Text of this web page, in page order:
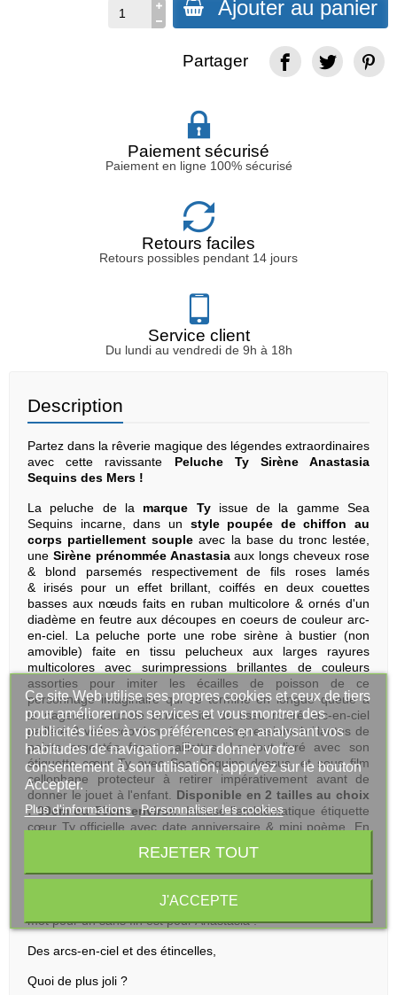
Ajouter au panier
Partager
Paiement sécurisé
Paiement en ligne 100% sécurisé
Retours faciles
Retours possibles pendant 14 jours
Service client
Du lundi au vendredi de 9h à 18h
Description
Partez dans la rêverie magique des légendes extraordinaires
avec cette ravissante Peluche Ty Sirène Anastasia
Sequins des Mers !
La peluche de la marque Tyissue de la gamme Sea
Sequins incarne, dans un style poupée de chiffon au
corps partiellement souple avec la base du tronc lestée,
une Sirène prénommée Anastasiaaux longs cheveux rose
& blond parsemés respectivement de fils roses lamés
& irisés pour un effet brillant, coiffés en deux couettes
basses aux nœuds faits en ruban multicolore & ornés d'un
diadème en feutre aux découpes en coeurs de couleur arc-
en-ciel. La peluche porte une robe sirène à bustier (non
amovible) faite en tissu pelucheux aux larges rayures
multicolores avec surimpressions brillantes de couleurs
assorties pour imiter les écailles de poisson de ce
personnage imaginaire qui se termine en longue queue à
la nageoire caudale bifide faite de tissu moiré arc-en-ciel
pailleté & voile coordonné avec surimpressions brillantes de
points argentés façon paillettes. Le tout livré avec son
étiquette cœur Ty avec Sea Sequins dessus, et sous film
cellophane protecteur à retirer impérativement avant de
donner le jouet à l'enfant. Disponible en 2 tailles au choix
: 30cm ou 50cm environ. Incluse l'emblématique étiquette
cœur Ty officielle avec date anniversaire & mini poème. En
Peluche Ty Sirène Anastasia Sequins des Mers
mot pour un sans fin est pour Anastasia :
Des arcs-en-ciel et des étincelles,
Quoi de plus joli ?
Ce site Web utilise ses propres cookies et ceux de tiers
pour améliorer nos services et vous montrer des
publicités liées à vos préférences en analysant vos
habitudes de navigation. Pour donner votre
consentement à son utilisation, appuyez sur le bouton
Accepter.
Plus d'informations Personnaliser les cookies
REJETER TOUT
J'ACCEPTE